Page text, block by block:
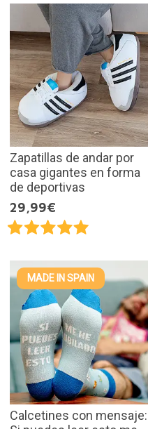
Zapatillas de andar por
casa gigantes en forma
de deportivas
29,99€
MADE IN SPAIN
Calcetines con mensaje: